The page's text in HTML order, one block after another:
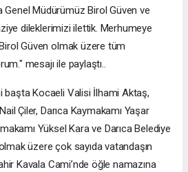
Genel Müdürümüz Birol Güven ve
dileklerimizi ilettik. Merhumeye
Güven olmak üzere tüm
mesajı ile paylaştı..
başta Kocaeli Valisi İlhami Aktaş,
Çiler, Darıca Kaymakamı Yaşar
Yüksel Kara ve Darıca Belediye
üzere çok sayıda vatandaşın
Kavala Cami’nde öğle namazına